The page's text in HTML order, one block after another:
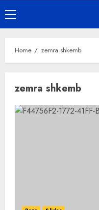
Primary
Menu
Home zemra shkemb
zemra shkemb